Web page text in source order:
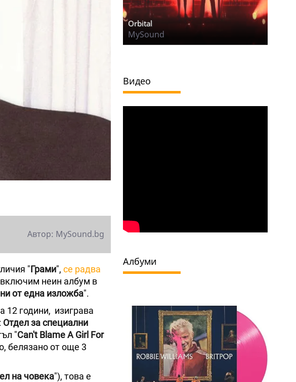
Автор: MySound.bg
"Грами", се радва
неин албум в
от една изложба".
12 години, изиграва
: Отдел за специални
"Can't Blame A Girl For
белязано от още 3
на човека"), това е
Orbital
MySound
Видео
Албуми